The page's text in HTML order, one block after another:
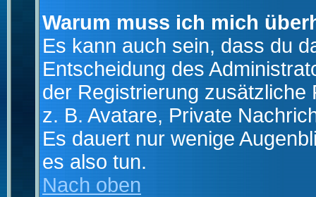
Warum muss ich mich
Es kann auch sein, dass du
Entscheidung des
der Registrierung
z. B. Avatare, Private
Es dauert nur wenige
es also tun.
Nach oben